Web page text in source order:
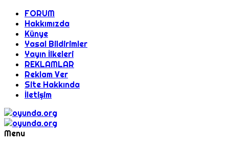
FORUM
Hakkımızda
Künye
Yasal Bildirimler
Yayın İlkeleri
REKLAMLAR
Reklam Ver
Site Hakkında
İletişim
Menu